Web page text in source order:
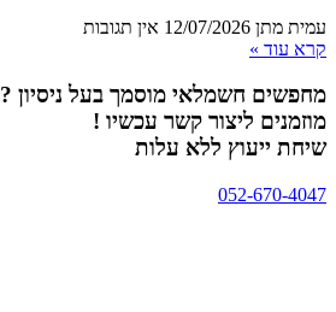
עמית מתן 12/07/2026 אין תגובות
קרא עוד »
מחפשים חשמלאי מוסמך בעל ניסיון ?
מוזמנים ליצור קשר עכשיו !
שיחת ייעוץ ללא עלות
052-670-4047